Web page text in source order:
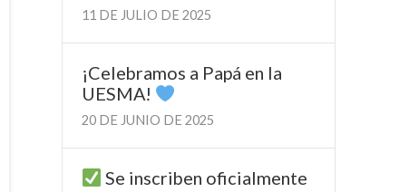
11 DE JULIO DE 2025
¡Celebramos a Papá en la
UESMA!
20 DE JUNIO DE 2025
Se inscriben oficialmente